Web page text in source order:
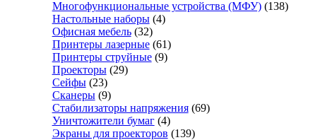
Многофункциональные устройства (МФУ) (138)
Настольные наборы (4)
Офисная мебель (32)
Принтеры лазерные (61)
Принтеры струйные (9)
Проекторы (29)
Сейфы (23)
Сканеры (9)
Стабилизаторы напряжения (69)
Уничтожители бумаг (4)
Экраны для проекторов (139)